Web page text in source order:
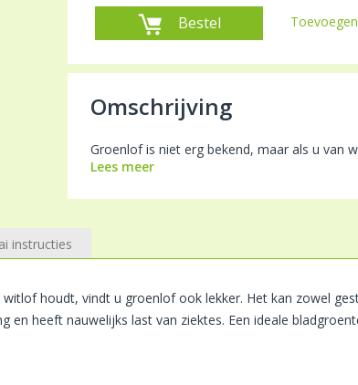
Bestel
Omschrijving
Groenlof is niet erg bekend, maar als u van
Lees meer
instructies
houdt, vindt u groenlof ook lekker. Het kan zowel
en heeft nauwelijks last van ziektes. Een ideale